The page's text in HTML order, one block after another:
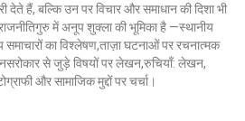
देते हैं, बल्कि उन पर विचार और समाधान की दिशा भी
में अनूप शुक्ला की भूमिका है —स्थानीय
समाचारों का विश्लेषण,ताज़ा घटनाओं पर रचनात्मक
से जुड़े विषयों पर लेखन,रुचियाँ: लेखन,
और सामाजिक मुद्दों पर चर्चा।